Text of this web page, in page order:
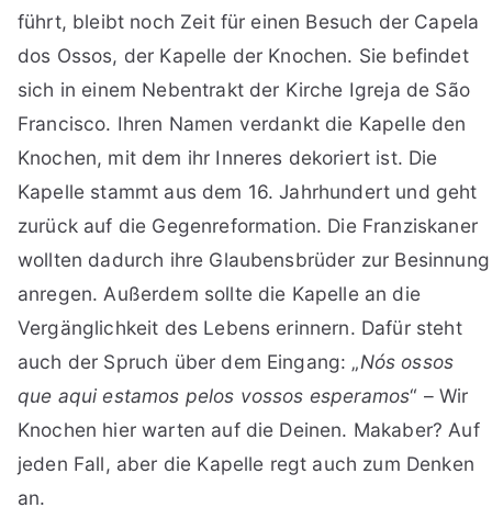
führt, bleibt noch Zeit für einen Besuch der Capela
dos Ossos, der Kapelle der Knochen. Sie befindet
sich in einem Nebentrakt der Kirche Igreja de São
Francisco. Ihren Namen verdankt die Kapelle den
Knochen, mit dem ihr Inneres dekoriert ist. Die
Kapelle stammt aus dem 16. Jahrhundert und geht
zurück auf die Gegenreformation. Die Franziskaner
wollten dadurch ihre Glaubensbrüder zur Besinnung
anregen. Außerdem sollte die Kapelle an die
Vergänglichkeit des Lebens erinnern. Dafür steht
auch der Spruch über dem Eingang: „Nós ossos
que aqui estamos pelos vossos esperamos“ – Wir
Knochen hier warten auf die Deinen. Makaber? Auf
jeden Fall, aber die Kapelle regt auch zum Denken
an.